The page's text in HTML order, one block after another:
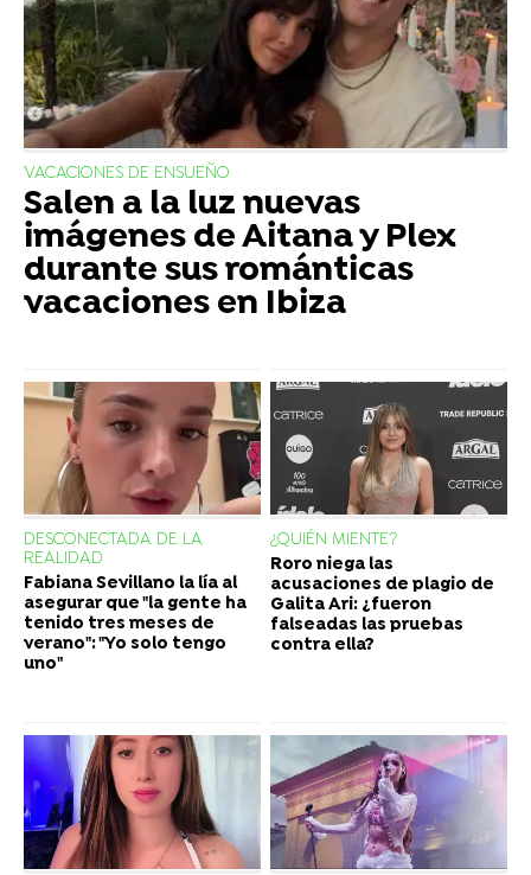
VACACIONES DE ENSUEÑO
Salen a la luz nuevas
imágenes de Aitana y Plex
durante sus románticas
vacaciones en Ibiza
DESCONECTADA DE LA
REALIDAD
Fabiana Sevillano la lía al
asegurar que "la gente ha
tenido tres meses de
verano": "Yo solo tengo
uno"
¿QUIÉN MIENTE?
Roro niega las
acusaciones de plagio de
Galita Ari: ¿fueron
falseadas las pruebas
contra ella?